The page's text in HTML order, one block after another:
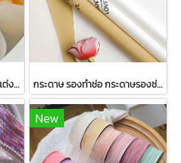
การ์ดจบการศึกษา การ์ดตกแต่งขนาด 8*6.5 ซม 1 แพ็ค มี 50 ชิ้น กระดาษ รองทำช่อ กระดาษรองช่อดอกไม้ 20 แผ่น ต่อ แพ็ค
New